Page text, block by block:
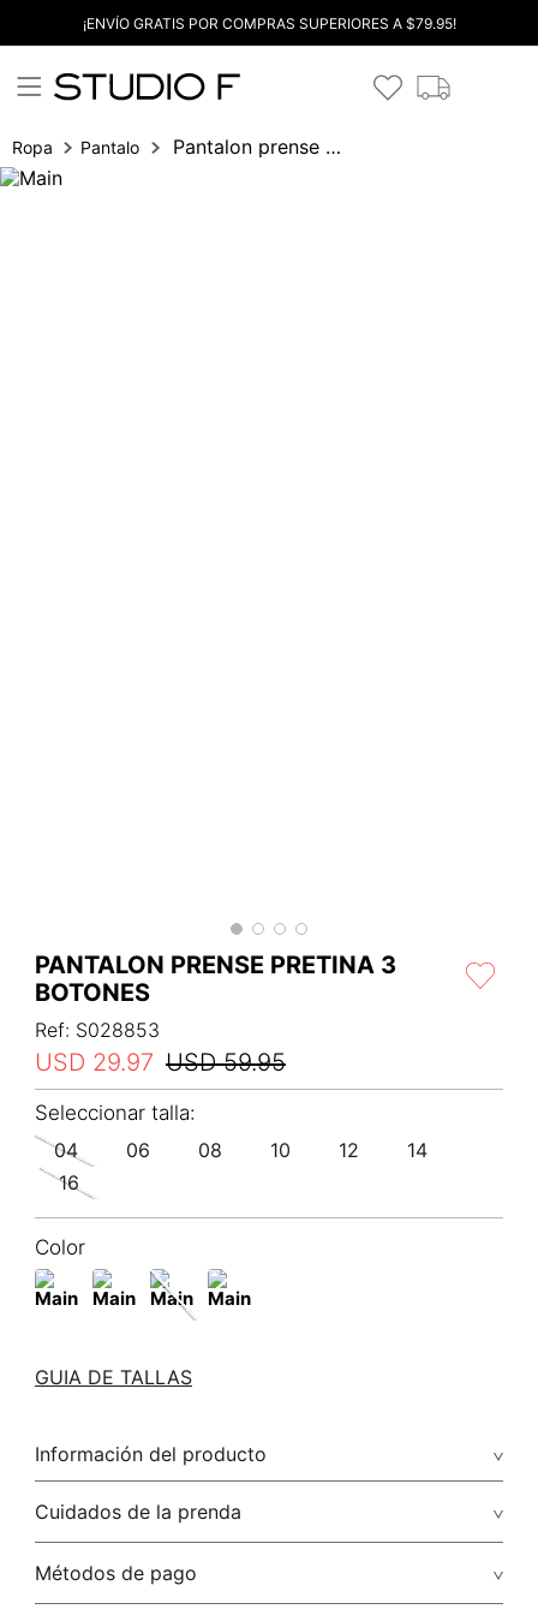
¡ENVÍO GRATIS POR COMPRAS SUPERIORES A $79.95!
Ropa Pantalones Pantalon prense pretina 3 botones
PANTALON PRENSE PRETINA 3
BOTONES
Ref: S028853
USD 59.95
USD 29.97
04 06 08 10 12
14
16
Color
GUIA DE TALLAS
Información del producto
92.00% rayón viscosa/8.00% poliéster/polyester
Cuidados de la prenda
Lavar a mano por separado / no dejar en remojo / no
Métodos de pago